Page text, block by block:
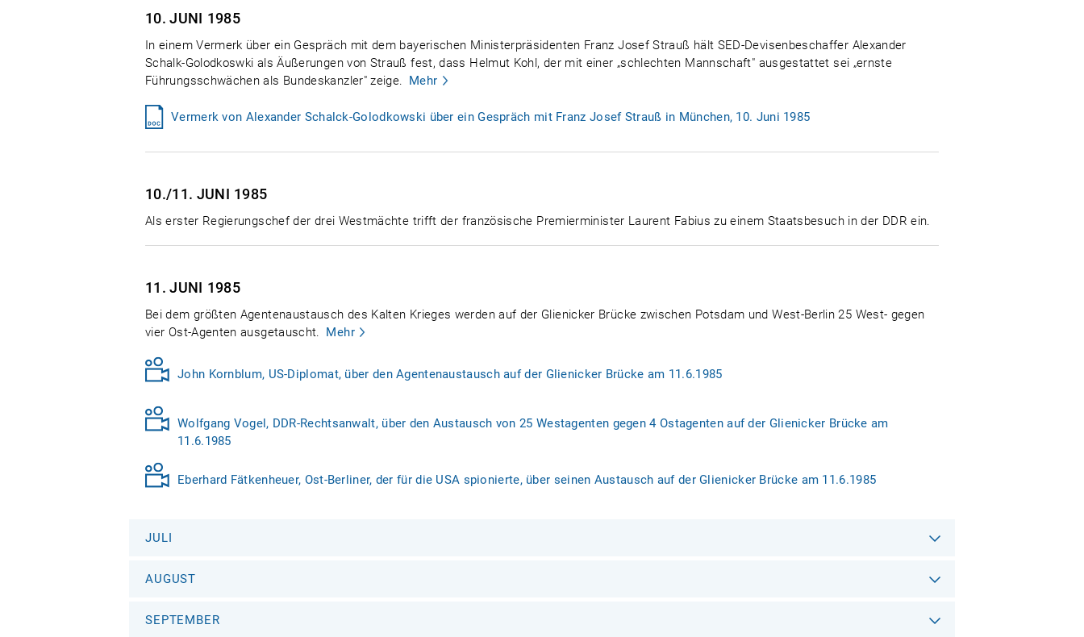
10. JUNI 1985
In einem Vermerk über ein Gespräch mit dem bayerischen Ministerpräsidenten Franz Josef Strauß hält SED-Devisenbeschaffer Alexander
Schalk-Golodkoswki als Äußerungen von Strauß fest, dass Helmut Kohl, der mit einer „schlechten Mannschaft" ausgestattet sei „ernste
Führungsschwächen als Bundeskanzler" zeige. Mehr
Vermerk von Alexander Schalck-Golodkowski über ein Gespräch mit Franz Josef Strauß in München, 10. Juni 1985
10./11. JUNI 1985
Als erster Regierungschef der drei Westmächte trifft der französische Premierminister Laurent Fabius zu einem Staatsbesuch in der DDR ein.
11. JUNI 1985
Bei dem größten Agentenaustausch des Kalten Krieges werden auf der Glienicker Brücke zwischen Potsdam und West-Berlin 25 West- gegen
vier Ost-Agenten ausgetauscht. Mehr
John Kornblum, US-Diplomat, über den Agentenaustausch auf der Glienicker Brücke am 11.6.1985
Wolfgang Vogel, DDR-Rechtsanwalt, über den Austausch von 25 Westagenten gegen 4 Ostagenten auf der Glienicker Brücke am
11.6.1985
Eberhard Fätkenheuer, Ost-Berliner, der für die USA spionierte, über seinen Austausch auf der Glienicker Brücke am 11.6.1985
JULI
AUGUST
SEPTEMBER